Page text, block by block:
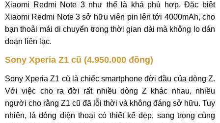
Xiaomi Redmi Note 3 như thế là khá phù hợp. Đặc biệt
Xiaomi Redmi Note 3 sở hữu viên pin lên tới 4000mAh, cho
bạn thoải mái di chuyển trong thời gian dài mà không lo dán
đoạn liên lạc.
Sony Xperia Z1 cũ (4.950.000 đồng)
Sony Xperia Z1 cũ là chiếc smartphone đời đầu của dòng Z.
Với việc cho ra đời rất nhiều dòng Z khác nhau, nhiều
người cho rằng Z1 cũ đã lỗi thời và không đáng sở hữu. Tuy
nhiên, là dòng điện thoại có thiết kế đẹp, sang trọng cùng